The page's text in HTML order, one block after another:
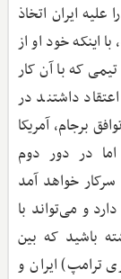
ایران اتخاذ
اینکه خود او از
تیمی که با آن کار
داشتند در
برجام، آمریکا
در دور دوم
خواهد آمد
و می‌تواند با
باشید که بین
ترامپ) ایران و